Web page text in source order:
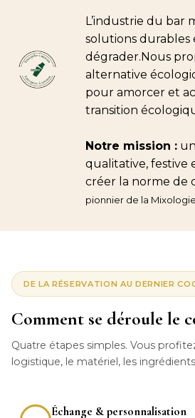
L’industrie du bar
solutions durables
dégrader.Nous
alternative
pour amorcer et
transition
Notre mission :
qualitative, festive
créer la norme de
pionnier de la
DE LA RÉSERVATION AU DERNIER
Comment se déroule le
Quatre étapes simples. Vous
logistique, le matériel, les
Échange & personnalisation